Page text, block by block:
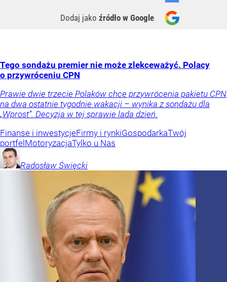
Dodaj jako źródło w Google
Tego sondażu premier nie może zlekceważyć. Polacy
o przywróceniu CPN
Prawie dwie trzecie Polaków chce przywrócenia pakietu CPN
na dwa ostatnie tygodnie wakacji – wynika z sondażu dla
„Wprost”. Decyzja w tej sprawie lada dzień.
Finanse i inwestycjeFirmy i rynkiGospodarkaTwój
portfel MotoryzacjaTylko u Nas
Radosław Święcki